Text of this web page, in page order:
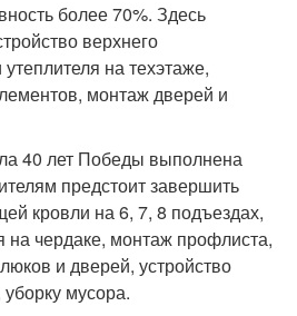
более 70%. Здесь
верхнего
на техэтаже,
монтаж дверей и
40 лет Победы выполнена
предстоит завершить
кровли на 6, 7, 8 подъездах,
на чердаке, монтаж профлиста,
и дверей, устройство
мусора.